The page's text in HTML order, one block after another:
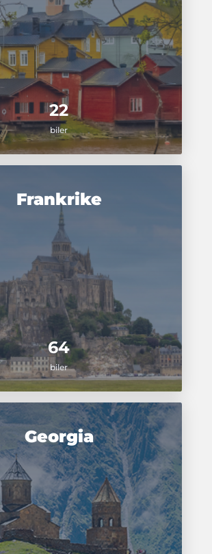
22
biler
64
biler
Frankrike
Georgia